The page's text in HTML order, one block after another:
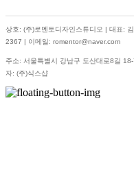
상호: (주)로멘토디자인스튜디오 | 대표:
2367 | 이메일: romentor@naver.com
주소: 서울특별시 강남구 도산대로8길
자: (주)식스샵